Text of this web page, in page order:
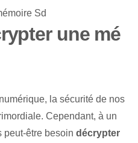
une mé
la sécurité de nos
Cependant, à un
peut-être besoin décrypter